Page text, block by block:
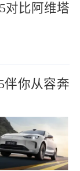
对比阿维塔
伴你从容奔